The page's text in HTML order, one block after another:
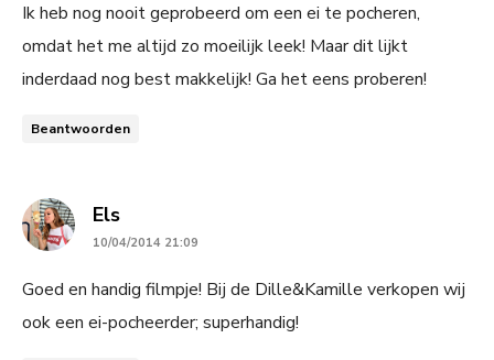
Ik heb nog nooit geprobeerd om een ei te pocheren,
omdat het me altijd zo moeilijk leek! Maar dit lijkt
inderdaad nog best makkelijk! Ga het eens proberen!
Beantwoorden
Elssays:
10/04/2014 21:09
Goed en handig filmpje! Bij de Dille&Kamille verkopen wij
ook een ei-pocheerder; superhandig!